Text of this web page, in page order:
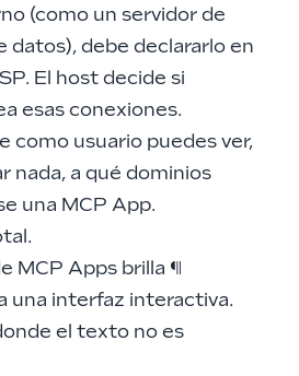
(como un servidor de
datos), debe declararlo en
El host decide si
esas conexiones.
como usuario puedes ver,
nada, a qué dominios
una MCP App.
MCP Apps brilla ¶
una interfaz interactiva.
el texto no es